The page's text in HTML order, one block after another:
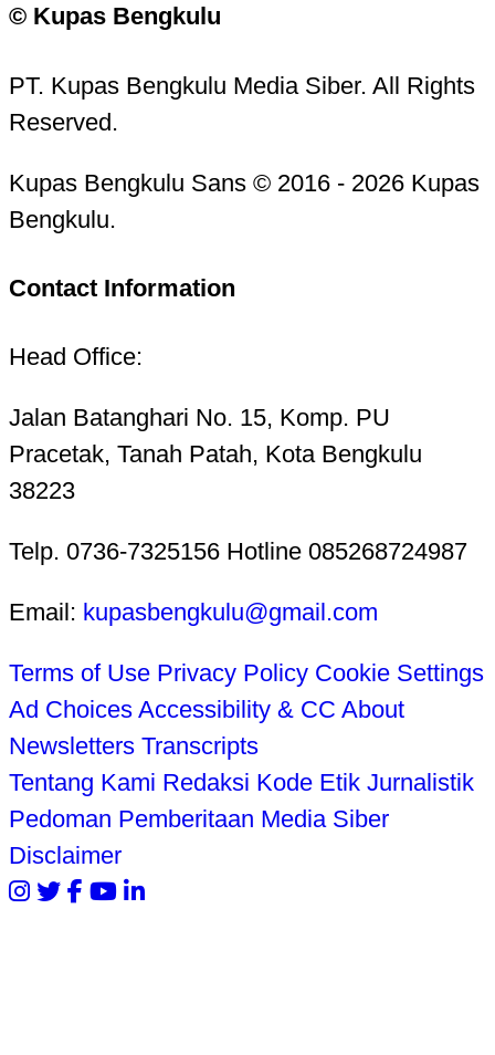
© Kupas Bengkulu
PT. Kupas Bengkulu Media Siber. All Rights
Reserved.
Kupas Bengkulu Sans © 2016 - 2026 Kupas
Bengkulu.
Contact Information
Head Office:
Jalan Batanghari No. 15, Komp. PU
Pracetak, Tanah Patah, Kota Bengkulu
38223
Telp. 0736-7325156 Hotline 085268724987
Email: kupasbengkulu@gmail.com
Terms of Use Privacy Policy Cookie Settings
Ad Choices Accessibility & CC About
Newsletters Transcripts
Tentang Kami Redaksi Kode Etik Jurnalistik
Pedoman Pemberitaan Media Siber
Disclaimer